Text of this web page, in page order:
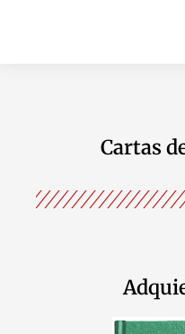
Cartas